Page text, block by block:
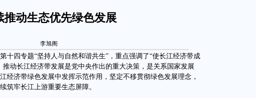
推动生态优先绿色发展
李旭阁
四专题“坚持人与自然和谐共生”，重点强调了“使长江经济带成
推动长江经济带发展是党中央作出的重大决策，是关系国家发展
经济带绿色发展中发挥示范作用，坚定不移贯彻绿色发展理念，
筑牢长江上游重要生态屏障。